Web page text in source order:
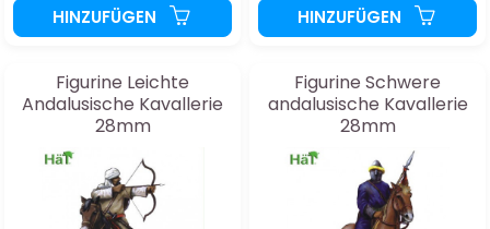
HINZUFÜGEN HINZUFÜGEN
Figurine Leichte
Andalusische Kavallerie
28mm
Figurine Schwere
andalusische Kavallerie
28mm